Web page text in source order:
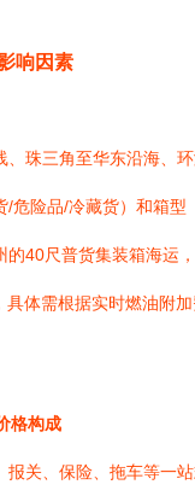
响因素
、珠三角至华东沿海、
危险品/冷藏货）和箱型
的40尺普货集装箱海运
体需根据实时燃油附
格构成
报关、保险、拖车等一